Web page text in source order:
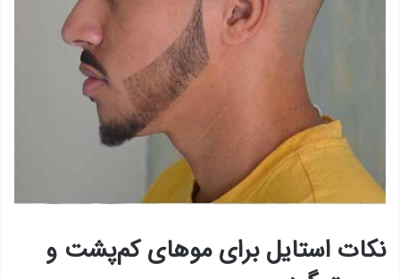
نکات استایل برای موهای کم‌پشت و